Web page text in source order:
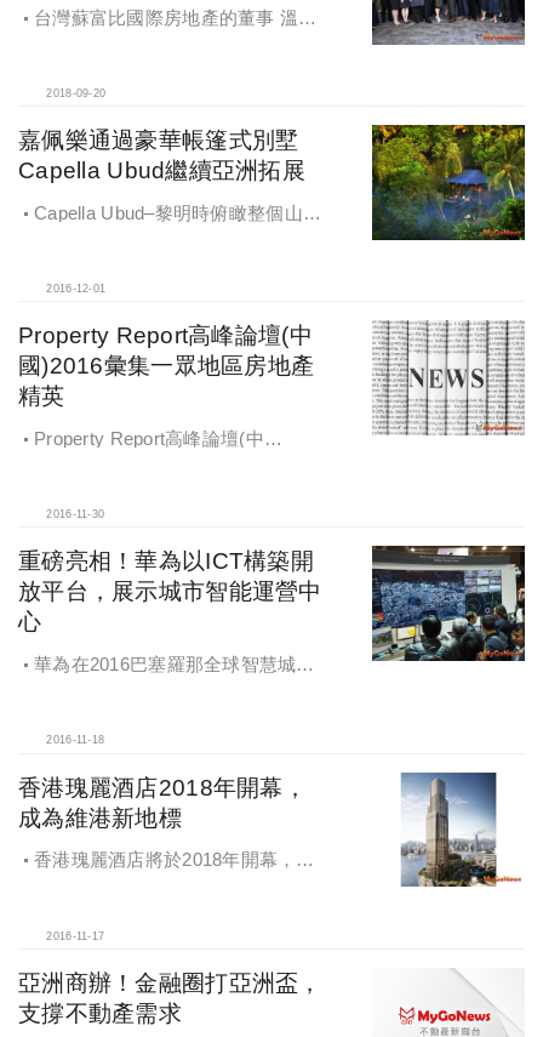
台灣蘇富比國際房地產的董事 溫淑
2018-09-20
嘉佩樂通過豪華帳篷式別墅
Capella Ubud繼續亞洲拓展
Capella Ubud–黎明時俯瞰整個山谷
2016-12-01
Property Report高峰論壇(中
國)2016彙集一眾地區房地產
精英
Property Report高峰論壇(中
2016-11-30
重磅亮相！華為以ICT構築開
放平台，展示城市智能運營中
心
華為在2016巴塞羅那全球智慧城市
2016-11-18
香港瑰麗酒店2018年開幕，
成為維港新地標
香港瑰麗酒店將於2018年開幕，成
2016-11-17
亞洲商辦！金融圈打亞洲盃，
支撐不動產需求